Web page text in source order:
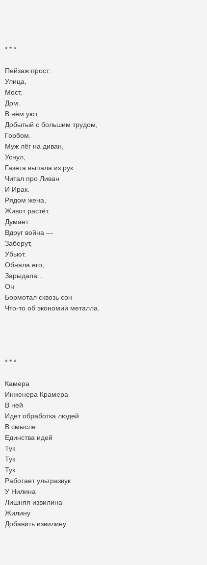
* * *
Пейзаж прост:
Улица,
Мост,
Дом.
В нём уют,
Добытый с большим трудом,
Горбом.
Муж лёг на диван,
Уснул,
Газета выпала из рук..
Читал про Ливан
И Ирак.
Рядом жена,
Живот растёт.
Думает:
Вдруг война —
Заберут,
Убьют.
Обняла его,
Зарыдала...
Он
Бормотал сквозь сон
Что-то об экономии металла.
* * *
Камера
Инженера Крамера
В ней
Идет обработка людей
В смысле
Единства идей
Тук
Тук
Тук
Работает ультразвук
У Нилина
Лишняя извилина
Жилину
Добавить извилину